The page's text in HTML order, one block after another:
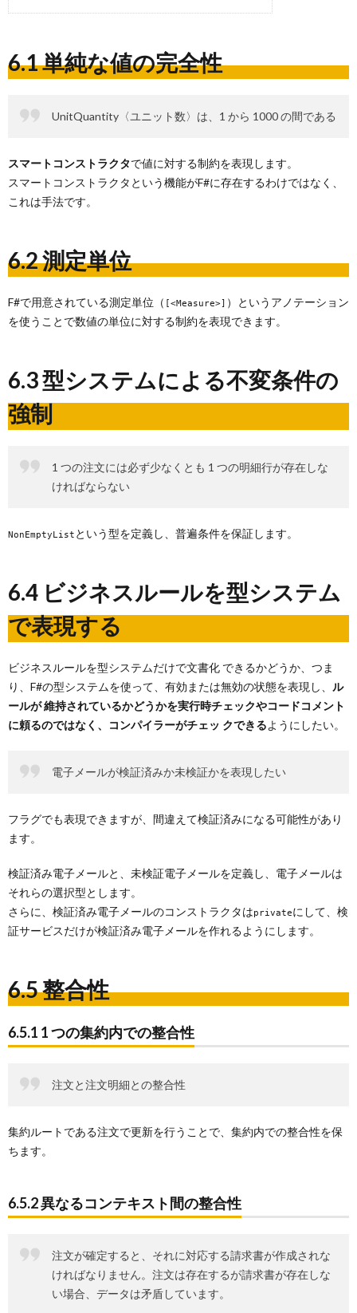
6.1 単純な値の完全性
UnitQuantity〈ユニット数〉は、1 から 1000 の間である
スマートコンストラクタで値に対する制約を表現します。
スマートコンストラクタという機能がF#に存在するわけではなく、
これは手法です。
6.2 測定単位
F#で用意されている測定単位（ [<Measure>] ）というアノテーション
を使うことで数値の単位に対する制約を表現できます。
6.3 型システムによる不変条件の
強制
1 つの注文には必ず少なくとも 1 つの明細行が存在しな
ければならない
NonEmptyList という型を定義し、普遍条件を保証します。
6.4 ビジネスルールを型システム
で表現する
ビジネスルールを型システムだけで文書化 できるかどうか、つま
り、F#の型システムを使って、有効または無効の状態を表現し、 ル
ールが 維持されているかどうかを実行時チェックやコードコメント
に頼るのではなく、コンパイラーがチェッ クできるようにしたい。
電子メールが検証済みか未検証かを表現したい
フラグでも表現できますが、間違えて検証済みになる可能性があり
ます。
検証済み電子メールと、未検証電子メールを定義し、電子メールは
それらの選択型とします。
さらに、検証済み電子メールのコンストラクタはprivateにして、検
証サービスだけが検証済み電子メールを作れるようにします。
6.5 整合性
6.5.1 1 つの集約内での整合性
注文と注文明細との整合性
集約ルートである注文で更新を行うことで、集約内での整合性を保
ちます。
6.5.2 異なるコンテキスト間の整合性
注文が確定すると、それに対応する請求書が作成されな
ければなりません。注文は存在するが請求書が存在しな
い場合、データは矛盾しています。